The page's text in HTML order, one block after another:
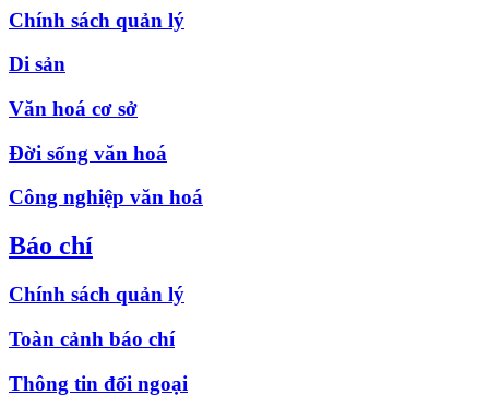
Chính sách quản lý
Di sản
Văn hoá cơ sở
Đời sống văn hoá
Công nghiệp văn hoá
Báo chí
Chính sách quản lý
Toàn cảnh báo chí
Thông tin đối ngoại